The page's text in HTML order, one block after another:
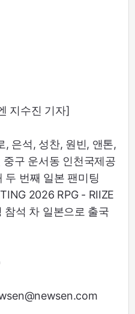
지수진 기자]
, 은석, 성찬, 원빈, 앤톤,
구 운서동 인천국제공
두 번째 일본 팬미팅
2026 RPG - RIIZE
참석 차 일본으로 출국